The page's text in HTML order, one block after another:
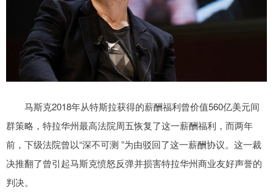
马斯克2018年从特斯拉获得的薪酬福利曾价值560亿美元间
群策略，特拉华州最高法院周五恢复了这一薪酬福利，而两年
前，下级法院曾以“深不可测 ”为由驳回了这一薪酬协议。这一裁
决推翻了曾引起马斯克愤怒反弹并损害特拉华州商业友好声誉的
判决。